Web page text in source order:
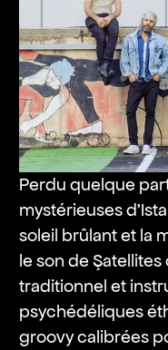
Perdu quelque
mystérieuses
soleil brûlant et la
le son de
traditionnel et
psychédéliques
groovy calibrées